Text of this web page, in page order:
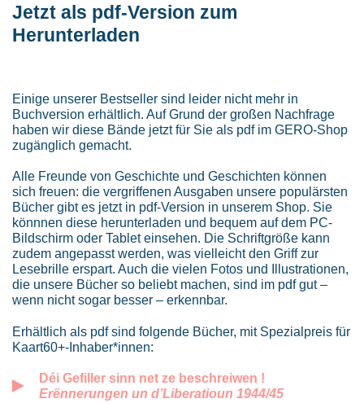
Jetzt als pdf-Version zum
Herunterladen
Einige unserer Bestseller sind leider nicht mehr in
Buchversion erhältlich. Auf Grund der großen Nachfrage
haben wir diese Bände jetzt für Sie als pdf im GERO-Shop
zugänglich gemacht.
Alle Freunde von Geschichte und Geschichten können
sich freuen: die vergriffenen Ausgaben unsere populärsten
Bücher gibt es jetzt in pdf-Version in unserem Shop. Sie
könnnen diese herunterladen und bequem auf dem PC-
Bildschirm oder Tablet einsehen. Die Schriftgröße kann
zudem angepasst werden, was vielleicht den Griff zur
Lesebrille erspart. Auch die vielen Fotos und Illustrationen,
die unsere Bücher so beliebt machen, sind im pdf gut –
wenn nicht sogar besser – erkennbar.
Erhältlich als pdf sind folgende Bücher, mit Spezialpreis für
Kaart60+-Inhaber*innen:
Déi Gefiller sinn net ze beschreiwen !
Erënnerungen un d’Liberatioun 1944/45